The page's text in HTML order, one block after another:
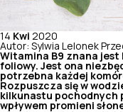
14 Kwi 2020
Autor: Sylwia Lelonek
Witamina B9 znana jest
foliowy. Jest ona
potrzebna każdej
Rozpuszcza się w
kilkunastu pochodnych
wpływem promieni